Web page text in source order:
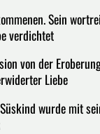
Sein
verdichtet
von der
Liebe
wurde mit